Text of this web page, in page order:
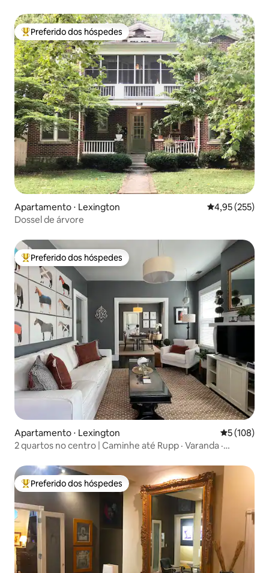
Entre os melhores preferidos dos hóspedes
Preferido dos hóspedes
Apartamento ⋅ Lexington 4,95 de uma
4,95 (255)
Dossel de árvore
Entre os melhores preferidos dos hóspedes
Preferido dos hóspedes
Apartamento ⋅ Lexington 5 de uma
5 (108)
2 quartos no centro | Caminhe até Rupp · Varanda ·
Entre os melhores preferidos dos hóspedes
Preferido dos hóspedes